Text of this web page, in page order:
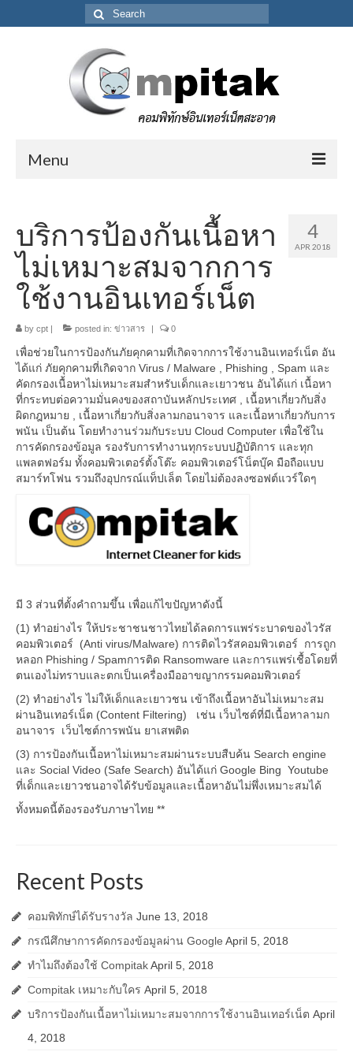
Search
for:
Menu
คุณสมบัติ
วิธีการใช้งาน
วิธีตั้งค่าบน Windows 10
การใช้งานบน Router
การตั้งค่าบนมือถือ
การแก้ไขเมื่อปิดกั้นไม่ได้
ตัวอย่างผู้ใช้งาน
ร่วมมือกับเรา
4
APR 2018
บริการป้องกันเนื้อหา
ไม่เหมาะสมจากการ
ใช้งานอินเทอร์เน็ต
by cpt | posted in: ข่าวสาร | 0
เพื่อช่วยในการป้องกันภัยคุกคามที่เกิดจากการใช้งานอินเทอร์เน็ต อัน
ได้แก่ ภัยคุกคามที่เกิดจาก Virus / Malware , Phishing , Spam และ
คัดกรองเนื้อหาไม่เหมาะสมสำหรับเด็กและเยาวชน อันได้แก่ เนื้อหา
ที่กระทบต่อความมั่นคงของสถาบันหลักประเทศ , เนื้อหาเกี่ยวกับสิ่ง
ผิดกฎหมาย , เนื้อหาเกี่ยวกับสิ่งลามกอนาจาร และเนื้อหาเกี่ยวกับการ
พนัน เป็นต้น โดยทำงานร่วมกับระบบ Cloud Computer เพื่อใช้ใน
การคัดกรองข้อมูล รองรับการทำงานทุกระบบปฏิบัติการ และทุก
แพลตฟอร์ม ทั้งคอมพิวเตอร์ตั้งโต๊ะ คอมพิวเตอร์โน็ตบุ๊ค มือถือแบบ
สมาร์ทโฟน รวมถึงอุปกรณ์แท็ปเล็ต โดยไม่ต้องลงซอฟต์แวร์ใดๆ
มี 3 ส่วนที่ตั้งคำถามขึ้น เพื่อแก้ไขปัญหาดังนี้
(1) ทำอย่างไร ให้ประชาชนชาวไทยได้ลดการแพร่ระบาดของไวรัส
คอมพิวเตอร์ (Anti virus/Malware) การติดไวรัสคอมพิวเตอร์ การถูก
หลอก Phishing / Spamการติด Ransomware และการแพร่เชื้อโดยที่
ตนเองไม่ทราบและตกเป็นเครื่องมืออาขญากรรมคอมพิวเตอร์
(2) ทำอย่างไร ไม่ให้เด็กและเยาวชน เข้าถึงเนื้อหาอันไม่เหมาะสม
ผ่านอินเทอร์เน็ต (Content Filtering) เช่น เว็บไซต์ที่มีเนื้อหาลามก
อนาจาร เว็บไซต์การพนัน ยาเสพติด
(3) การป้องกันเนื้อหาไม่เหมาะสมผ่านระบบสืบค้น Search engine
และ Social Video (Safe Search) อันได้แก่ Google Bing Youtube
ที่เด็กและเยาวชนอาจได้รับข้อมูลและเนื้อหาอันไม่พึ่งเหมาะสมได้
ทั้งหมดนี้ต้องรองรับภาษาไทย **
Recent Posts
คอมพิทักษ์ได้รับรางวัล June 13, 2018
กรณีศึกษาการคัดกรองข้อมูลผ่าน Google April 5, 2018
ทำไมถึงต้องใช้ CompitakApril 5, 2018
Compitak เหมาะกับใคร April 5, 2018
บริการป้องกันเนื้อหาไม่เหมาะสมจากการใช้งานอินเทอร์เน็ต April
4, 2018